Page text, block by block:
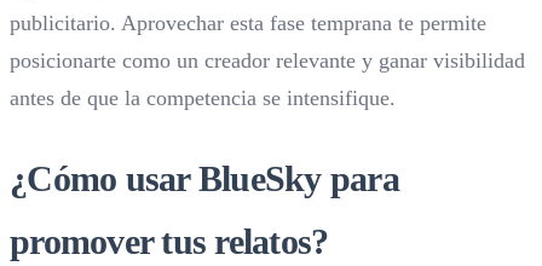
publicitario. Aprovechar esta fase temprana te permite
posicionarte como un creador relevante y ganar visibilidad
antes de que la competencia se intensifique.
¿Cómo usar BlueSky para
promover tus relatos?